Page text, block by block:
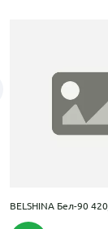
BELSHINA Бел-90